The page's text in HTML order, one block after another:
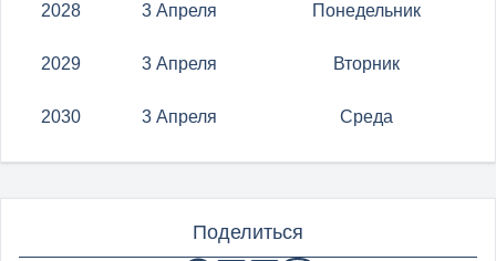
2028 3 Апреля Понедельник
2029 3 Апреля Вторник
2030 3 Апреля Среда
Поделиться